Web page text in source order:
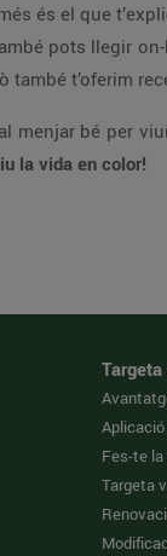
és el que
pots llegir
també t’oferim
menjar bé per
la vida en color!
Fes-te
Targeta